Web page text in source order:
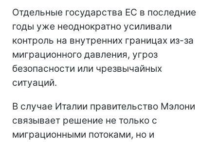
Отдельные государства ЕС в последние
годы уже неоднократно усиливали
контроль на внутренних границах из-за
миграционного давления, угроз
безопасности или чрезвычайных
ситуаций.
В случае Италии правительство Мэлони
связывает решение не только с
миграционными потоками, но и